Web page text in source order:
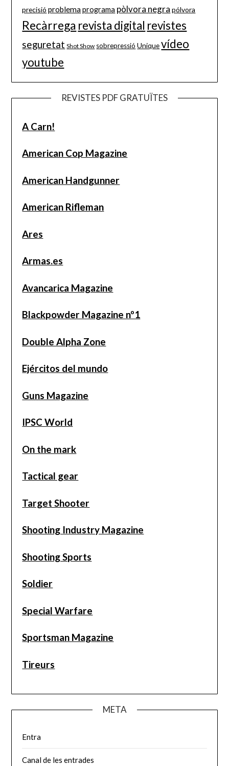
precisió problema programa pòlvora negra pólvora
Recàrrega revista digital revistes
seguretat Shot Show sobrepressió Unique vídeo
youtube
REVISTES PDF GRATUÏTES
A Carn!
American Cop Magazine
American Handgunner
American Rifleman
Ares
Armas.es
Avancarica Magazine
Blackpowder Magazine nº1
Double Alpha Zone
Ejércitos del mundo
Guns Magazine
IPSC World
On the mark
Tactical gear
Target Shooter
Shooting Industry Magazine
Shooting Sports
Soldier
Special Warfare
Sportsman Magazine
Tireurs
META
Entra
Canal de les entrades